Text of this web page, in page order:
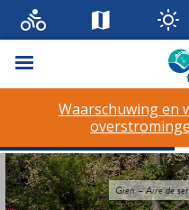
Menu
Waarschuwing en
Gien – Aire de